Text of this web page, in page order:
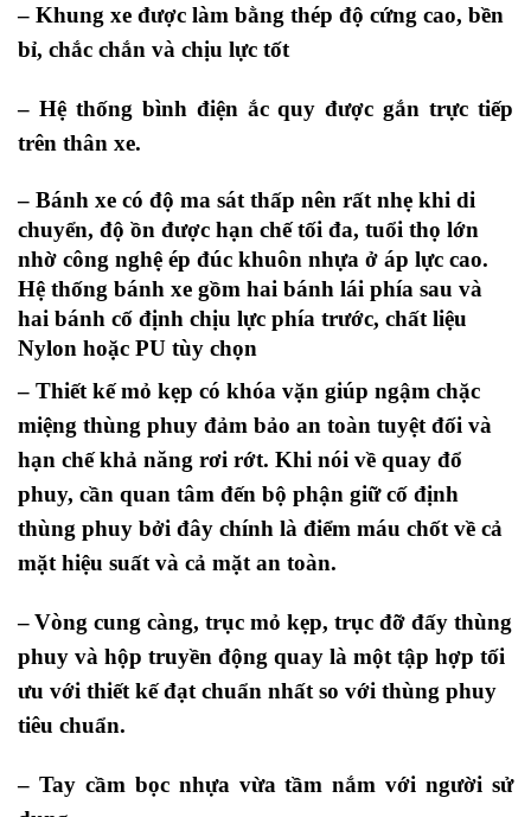
– Khung xe được làm bằng thép độ cứng cao, bền
bỉ, chắc chắn và chịu lực tốt
– Hệ thống bình điện ắc quy được gắn trực tiếp
trên thân xe.
– Bánh xe có độ ma sát thấp nên rất nhẹ khi di
chuyển, độ ồn được hạn chế tối đa, tuổi thọ lớn
nhờ công nghệ ép đúc khuôn nhựa ở áp lực cao.
Hệ thống bánh xe gồm hai bánh lái phía sau và
hai bánh cố định chịu lực phía trước, chất liệu
Nylon hoặc PU tùy chọn
– Thiết kế mỏ kẹp có khóa vặn giúp ngậm chặc
miệng thùng phuy đảm bảo an toàn tuyệt đối và
hạn chế khả năng rơi rớt. Khi nói về quay đổ
phuy, cần quan tâm đến bộ phận giữ cố định
thùng phuy bởi đây chính là điểm máu chốt về cả
mặt hiệu suất và cả mặt an toàn.
–Vòng cung càng, trục mỏ kẹp, trục đỡ đấy thùng
phuy và hộp truyền động quay là một tập hợp tối
ưu với thiết kế đạt chuẩn nhất so với thùng phuy
tiêu chuẩn.
– Taycầm bọc nhựa vừa tầm nắm với người sử